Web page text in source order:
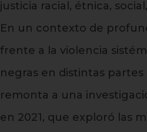
justicia racial, étnica,
En un contexto de
frente a la violencia
negras en distintas
remonta a una
en 2021, que exploró las